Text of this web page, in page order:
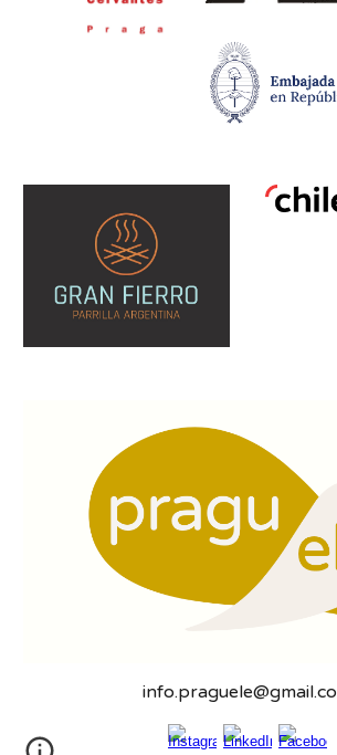
info.praguele@gmail.co